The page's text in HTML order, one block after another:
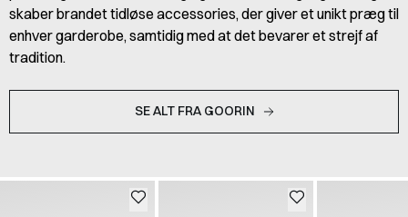
skaber brandet tidløse accessories, der giver et unikt præg til
enhver garderobe, samtidig med at det bevarer et strejf af
tradition.
SE ALT FRA GOORIN